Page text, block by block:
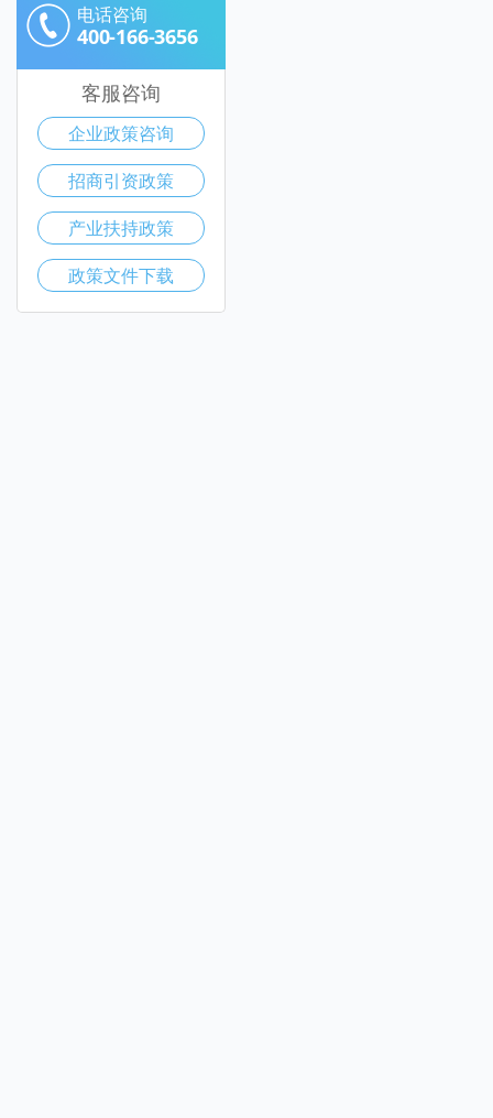
电话咨询
400-166-3656
客服咨询
企业政策咨询
招商引资政策
产业扶持政策
政策文件下载